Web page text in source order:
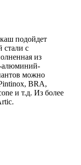
подойдет
стали с
из
алюминий-
можно
BRA,
и т.д. Из более